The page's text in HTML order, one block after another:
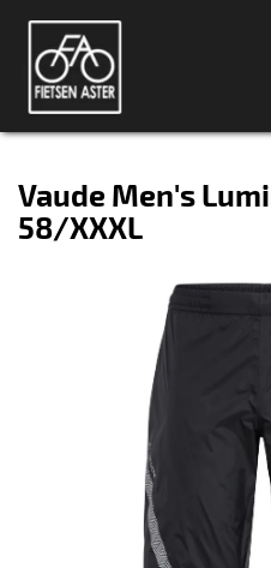
Vaude Men's
58/XXXL